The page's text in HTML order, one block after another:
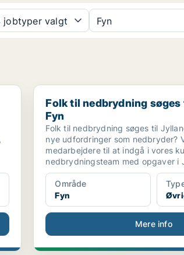
jobtyper valgt Fyn
Folk til nedbrydning søges til
Folk til nedbrydning søges
Fyn
Folk til nedbrydning søges til
nye udfordringer som nedbryder?
medarbejdere til at indgå i vores
nedbrydningsteam med opgaver i
Område
Fyn
Mere info